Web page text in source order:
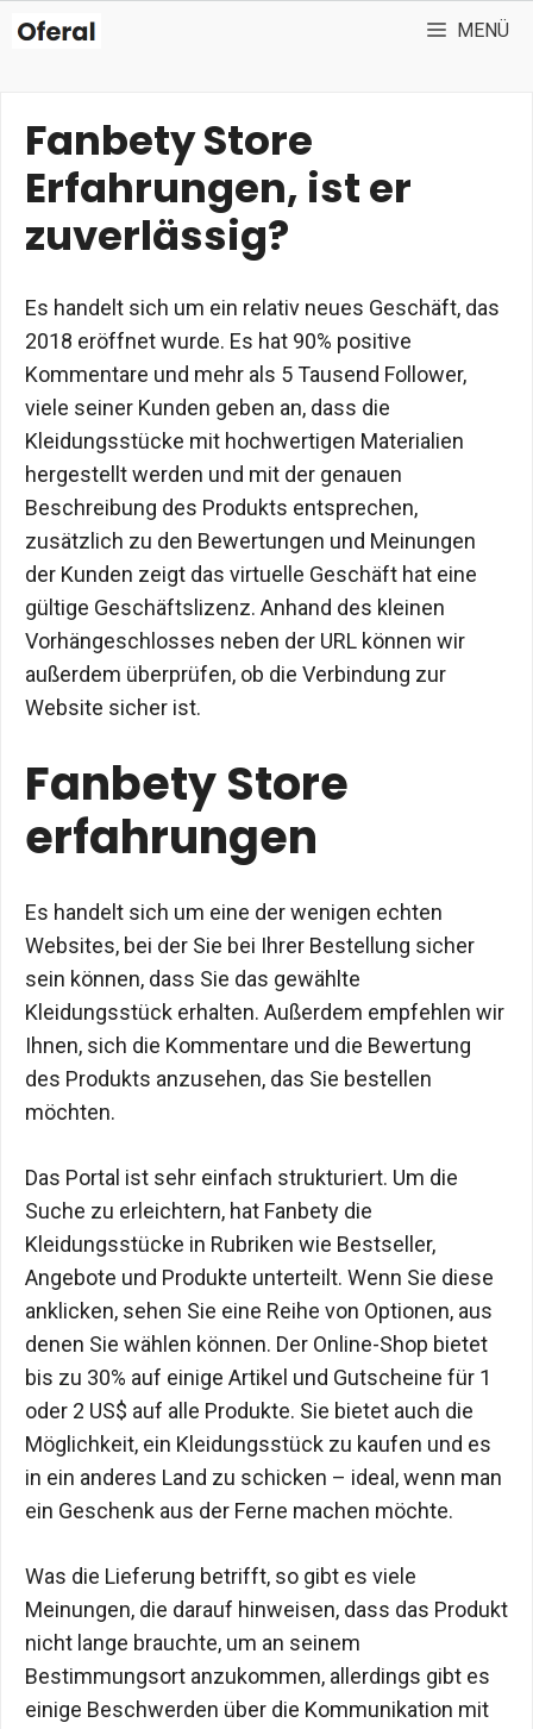
Zum
Inhalt
MENÜ
Fanbety Store
Erfahrungen, ist er
zuverlässig?
Es handelt sich um ein relativ neues Geschäft, das
2018 eröffnet wurde. Es hat 90% positive
Kommentare und mehr als 5 Tausend Follower,
viele seiner Kunden geben an, dass die
Kleidungsstücke mit hochwertigen Materialien
hergestellt werden und mit der genauen
Beschreibung des Produkts entsprechen,
zusätzlich zu den Bewertungen und Meinungen
der Kunden zeigt das virtuelle Geschäft hat eine
gültige Geschäftslizenz. Anhand des kleinen
Vorhängeschlosses neben der URL können wir
außerdem überprüfen, ob die Verbindung zur
Website sicher ist.
Fanbety Store
erfahrungen
Es handelt sich um eine der wenigen echten
Websites, bei der Sie bei Ihrer Bestellung sicher
sein können, dass Sie das gewählte
Kleidungsstück erhalten. Außerdem empfehlen wir
Ihnen, sich die Kommentare und die Bewertung
des Produkts anzusehen, das Sie bestellen
möchten.
Das Portal ist sehr einfach strukturiert. Um die
Suche zu erleichtern, hat Fanbety die
Kleidungsstücke in Rubriken wie Bestseller,
Angebote und Produkte unterteilt. Wenn Sie diese
anklicken, sehen Sie eine Reihe von Optionen, aus
denen Sie wählen können. Der Online-Shop bietet
bis zu 30% auf einige Artikel und Gutscheine für 1
oder 2 US$ auf alle Produkte. Sie bietet auch die
Möglichkeit, ein Kleidungsstück zu kaufen und es
in ein anderes Land zu schicken – ideal, wenn man
ein Geschenk aus der Ferne machen möchte.
Was die Lieferung betrifft, so gibt es viele
Meinungen, die darauf hinweisen, dass das Produkt
nicht lange brauchte, um an seinem
Bestimmungsort anzukommen, allerdings gibt es
einige Beschwerden über die Kommunikation mit